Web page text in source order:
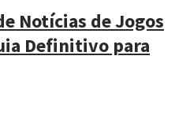
Notícias de Jogos
Definitivo para